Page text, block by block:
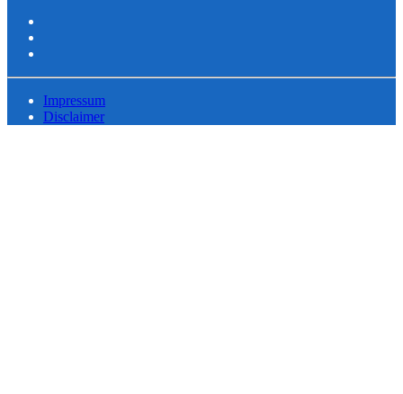
Impressum
Disclaimer